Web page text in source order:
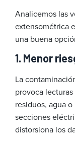
Analicemos las
extensométrica
una buena
1. Menor
La
provoca
residuos, agua
secciones
distorsiona los